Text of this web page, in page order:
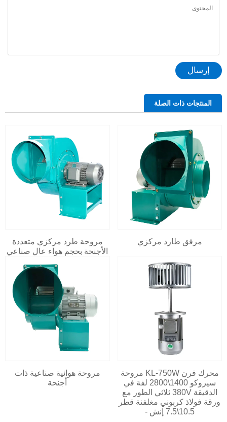
إرسال
المنتجات ذات الصلة
مروحة طرد مركزي متعددة
الأجنحة بحجم هواء عالٍ صناعي
مرفق طارد مركزي
مروحة هوائية صناعية ذات
أجنحة
محرك فرن KL-750W مروحة
سيروكو 1400\2800 لفة في
الدقيقة 380V ثلاثي الطور مع
ورقة فولاذ كربوني مغلفنة قطر
10.5\7.5 إنش -